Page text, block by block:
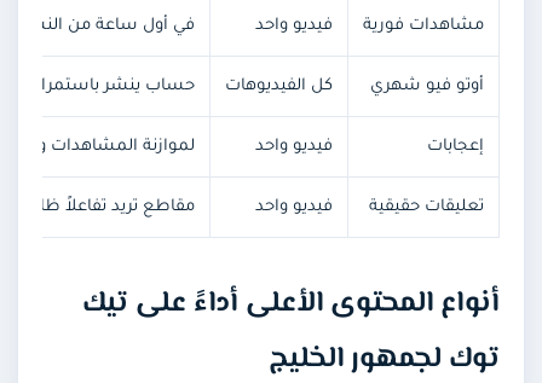
مشاهدات فورية فيديو واحد في أول ساعة من النشر
أوتو فيو شهري كل الفيديوهات حساب ينشر باستمرار
إعجابات فيديو واحد لموازنة المشاهدات وبناء
تعليقات حقيقية فيديو واحد مقاطع تريد تفاعلاً ظاهراً
أنواع المحتوى الأعلى أداءً على تيك
توك لجمهور الخليج